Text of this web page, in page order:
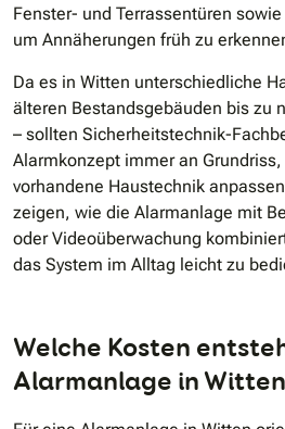
Fenster- und Terrassentüren
um Annäherungen früh zu
Da es in Witten unterschiedliche
älteren Bestandsgebäuden bis zu
– sollten Sicherheitstechnik-
Alarmkonzept immer an
vorhandene Haustechnik
zeigen, wie die Alarmanlage mit
oder Videoüberwachung
das System im Alltag leicht zu
Welche Kosten
Alarmanlage in